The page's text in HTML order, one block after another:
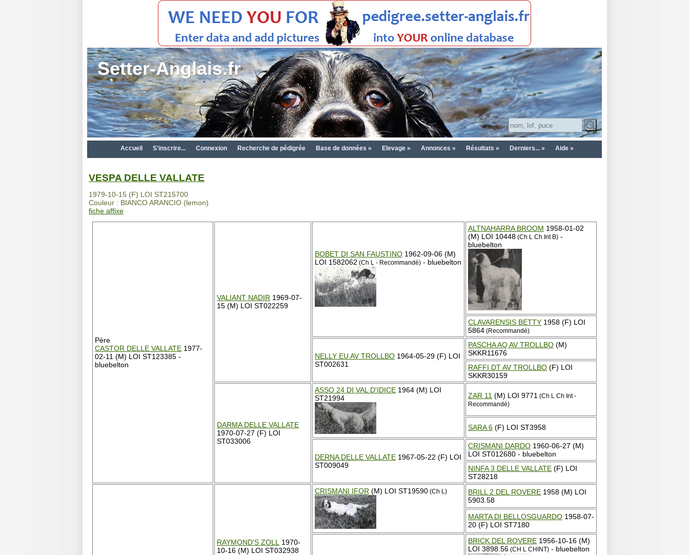
Setter-Anglais.fr
Accueil S'inscrire... Connexion Recherche de pédigrée Base de données » Elevage » Annonces » Résultats » Derniers... » Aide »
VESPA DELLE VALLATE
1979-10-15 (F) LOI ST215700
Couleur : BIANCO ARANCIO (lemon)
fiche affixe
Père
CASTOR DELLE VALLATE 1977-
02-11 (M) LOI ST123385 -
bluebelton
VALIANT NADIR 1969-07-
15 (M) LOI ST022259
BOBET DI SAN FAUSTINO 1962-09-06 (M)
LOI 1582062 (Ch L - Recommandé) - bluebelton
ALTNAHARRA BROOM 1958-01-02
(M) LOI 10448 (Ch L Ch Int B) -
bluebelton
CLAVARENSIS BETTY 1958 (F) LOI
5864 (Recommandé)
NELLY EU AV TROLLBO 1964-05-29 (F) LOI
ST002631
PASCHA AQ AV TROLLBO (M)
SKKR11676
RAFFI DT AV TROLLBO (F) LOI
SKKR30159
DARMA DELLE VALLATE
1970-07-27 (F) LOI
ST033006
ASSO 24 DI VAL D'IDICE 1964 (M) LOI
ST21994
ZAR 11 (M) LOI 9771 (Ch L Ch Int -
Recommandé)
SARA 6 (F) LOI ST3958
DERNA DELLE VALLATE 1967-05-22 (F) LOI
ST009049
CRISMANI DARDO 1960-06-27 (M)
LOI ST012680 - bluebelton
NINFA 3 DELLE VALLATE (F) LOI
ST28218
RAYMOND'S ZOLL
1970-
10-16 (M) LOI ST032938
CRISMANI IFOR (M) LOI ST19590 (Ch L) BRILL 2 DEL ROVERE 1958 (M) LOI
5903.58
MARTA DI BELLOSGUARDO 1958-07-
20 (F) LOI ST7180
BRICK DEL ROVERE 1956-10-16 (M)
LOI 3898.56 (CH L CHINT) - bluebelton